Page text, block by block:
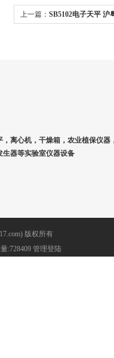
上一篇： SB5102电子天平 沪
，离心机，干燥箱，农业植保仪器
生器等实验室仪器设备
版权所有
:728409 管理登陆